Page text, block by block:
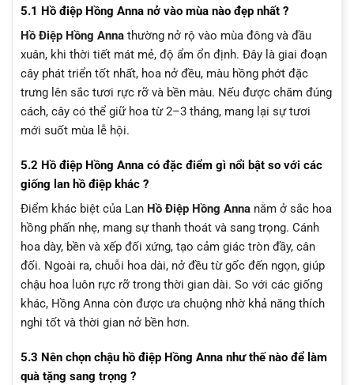
5.1 Hồ điệp Hồng Anna nở vào mùa nào đẹp nhất ?
Hồ Điệp Hồng Anna thường nở rộ vào mùa đông và đầu
xuân, khi thời tiết mát mẻ, độ ẩm ổn định. Đây là giai đoạn
cây phát triển tốt nhất, hoa nở đều, màu hồng phớt đặc
trưng lên sắc tươi rực rỡ và bền màu. Nếu được chăm đúng
cách, cây có thể giữ hoa từ 2–3 tháng, mang lại sự tươi
mới suốt mùa lễ hội.
5.2 Hồ điệp Hồng Anna có đặc điểm gì nổi bật so với các
giống lan hồ điệp khác ?
Điểm khác biệt của Lan Hồ Điệp Hồng Anna nằm ở sắc hoa
hồng phấn nhẹ, mang sự thanh thoát và sang trọng. Cánh
hoa dày, bền và xếp đối xứng, tạo cảm giác tròn đầy, cân
đối. Ngoài ra, chuỗi hoa dài, nở đều từ gốc đến ngọn, giúp
chậu hoa luôn rực rỡ trong thời gian dài. So với các giống
khác, Hồng Anna còn được ưa chuộng nhờ khả năng thích
nghi tốt và thời gian nở bền hơn.
5.3 Nên chọn chậu hồ điệp Hồng Anna như thế nào để làm
quà tặng sang trọng ?